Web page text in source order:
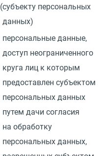
(субъекту персональных
данных)
персональные данные,
доступ неограниченного
круга лиц к которым
предоставлен субъектом
персональных данных
путем дачи согласия
на обработку
персональных данных,